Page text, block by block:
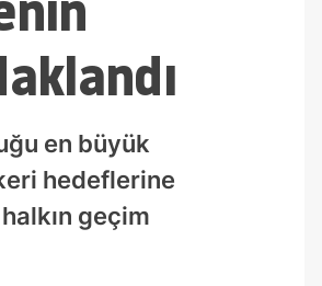
en büyük
hedeflerine
geçim